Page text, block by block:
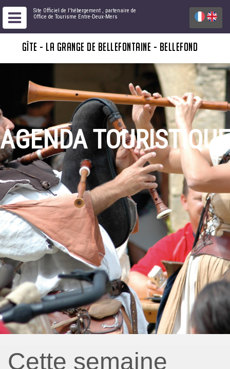
Site Officiel de l'hébergement , partenaire de
Office de Tourisme Entre-Deux-Mers
GÎTE - LA GRANGE DE BELLEFONTAINE - BELLEFOND
AGENDA TOURISTIQUE
Cette semaine